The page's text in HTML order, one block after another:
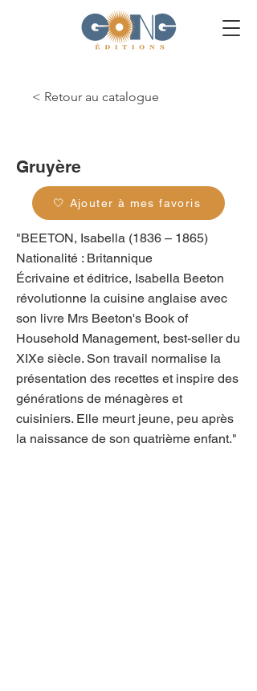
< Retour au catalogue
Gruyère
🤍 Ajouter à mes favoris
"BEETON, Isabella (1836 – 1865)
Nationalité : Britannique
Écrivaine et éditrice, Isabella Beeton
révolutionne la cuisine anglaise avec
son livre Mrs Beeton's Book of
Household Management, best-seller du
XIXe siècle. Son travail normalise la
présentation des recettes et inspire des
générations de ménagères et
cuisiniers. Elle meurt jeune, peu après
la naissance de son quatrième enfant."